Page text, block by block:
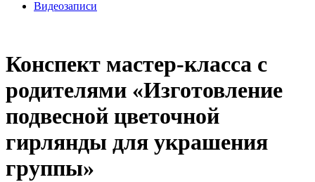
Видеозаписи
Конспект мастер-класса с
родителями «Изготовление
подвесной цветочной
гирлянды для украшения
группы»